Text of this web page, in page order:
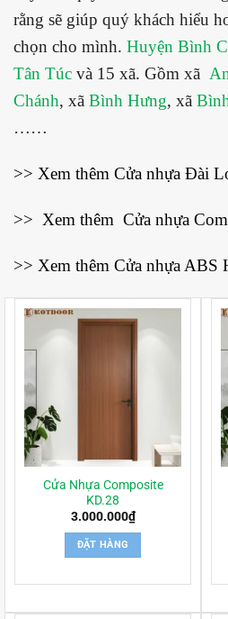
rằng sẽ giúp quý khách hiểu
chọn cho mình. Huyện Bình
Tân Túc và 15 xã. Gồm xã
Chánh, xã Bình Hưng, xã
……
>> Xem thêm Cửa nhựa Đài
>> Xem thêm Cửa nhựa
>> Xem thêm Cửa nhựa ABS
Cửa Nhựa Composite
KD.28
3.000.000₫
ĐẶT HÀNG